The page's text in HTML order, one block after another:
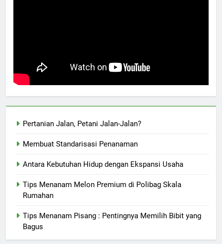
Pertanian Jalan, Petani Jalan-Jalan?
Membuat Standarisasi Penanaman
Antara Kebutuhan Hidup dengan Ekspansi Usaha
Tips Menanam Melon Premium di Polibag Skala
Rumahan
Tips Menanam Pisang : Pentingnya Memilih Bibit yang
Bagus